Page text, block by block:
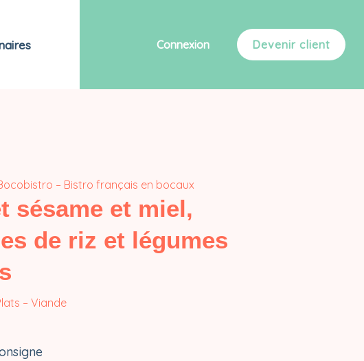
Connexion Devenir client
– Bistro français en bocaux
sésame et miel,
de riz et légumes
– Viande